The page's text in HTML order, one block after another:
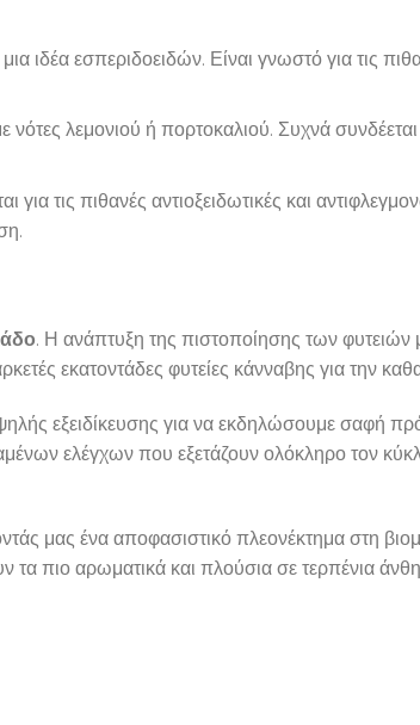
ιδέα εσπεριδοειδών. Είναι γνωστό για τις
λεμονιού ή πορτοκαλιού. Συχνά συνδέεται
τις πιθανές αντιοξειδωτικές και
. Η ανάπτυξη της πιστοποίησης των φυτειών
εκατοντάδες φυτείες κάνναβης για την
εξειδίκευσης για να εκδηλώσουμε σαφή
ελέγχων που εξετάζουν ολόκληρο τον
μας ένα αποφασιστικό πλεονέκτημα στη
πιο αρωματικά και πλούσια σε τερπένια